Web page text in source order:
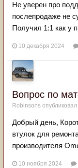
Не уверен про
послепродаже не
Получил 1:1 как у
10 декабря 2024
Вопрос по
Robinsons
Добрый день,
втулок для
производителя
10 ноября 2024